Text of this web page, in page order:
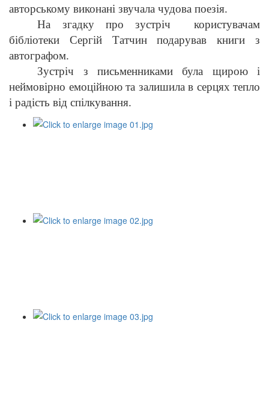
авторському виконані звучала чудова поезія.
На згадку про зустріч користувачам
бібліотеки Сергій Татчин подарував книги з
автографом.
Зустріч з письменниками була щирою і
неймовірно емоційною та залишила в серцях тепло
і радість від спілкування.